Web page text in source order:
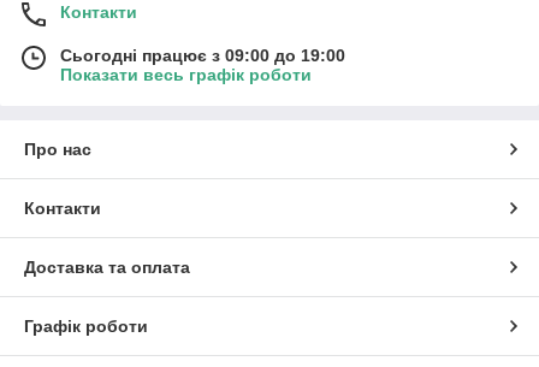
Контакти
Сьогодні працює з 09:00 до 19:00
Показати весь графік роботи
Про нас
Контакти
Доставка та оплата
Графік роботи